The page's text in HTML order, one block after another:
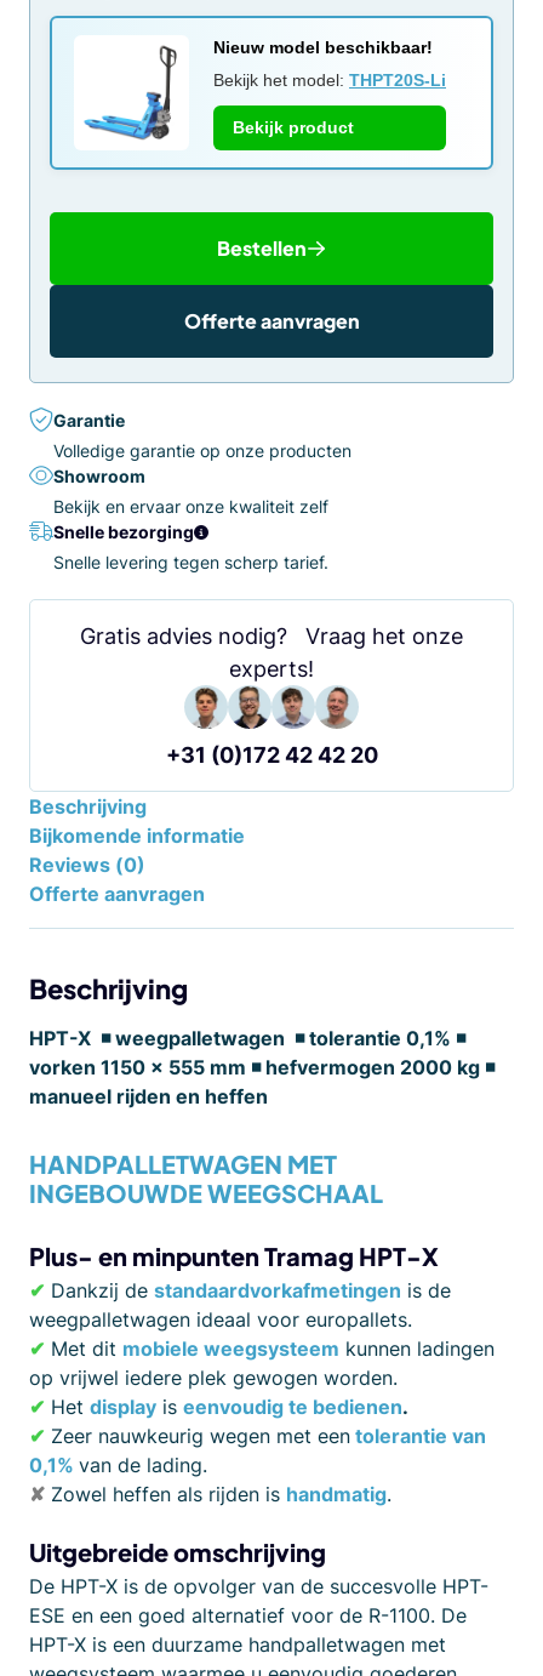
Nieuw model beschikbaar!
Bekijk het model: THPT20S-Li
Bekijk product
Bestellen
Offerte aanvragen
Garantie
Volledige garantie op onze producten
Showroom
Bekijk en ervaar onze kwaliteit zelf
Snelle bezorging
Snelle levering tegen scherp tarief.
Gratis advies nodig? Vraag het onze
experts!
+31 (0)172 42 42 20
Beschrijving
Bijkomende informatie
Reviews (0)
Offerte aanvragen
Beschrijving
HPT-X ◾ weegpalletwagen ◾ tolerantie 0,1% ◾
vorken 1150 x 555 mm ◾ hefvermogen 2000 kg ◾
manueel rijden en heffen
HANDPALLETWAGEN MET
INGEBOUWDE WEEGSCHAAL
Plus- en minpuntenTramag HPT-X
✔ Dankzij de standaardvorkafmetingen is de
weegpalletwagen ideaal voor europallets.
✔ Met dit mobiele weegsysteem kunnen ladingen
op vrijwel iedere plek gewogen worden.
✔ Het display is eenvoudig te bedienen.
✔ Zeer nauwkeurig wegen met een tolerantie van
0,1% van de lading.
✘ Zowel heffen als rijden is handmatig.
Uitgebreide omschrijving
De HPT-X is de opvolger van de succesvolle HPT-
ESE en een goed alternatief voor de R-1100. De
HPT-X is een duurzame handpalletwagen met